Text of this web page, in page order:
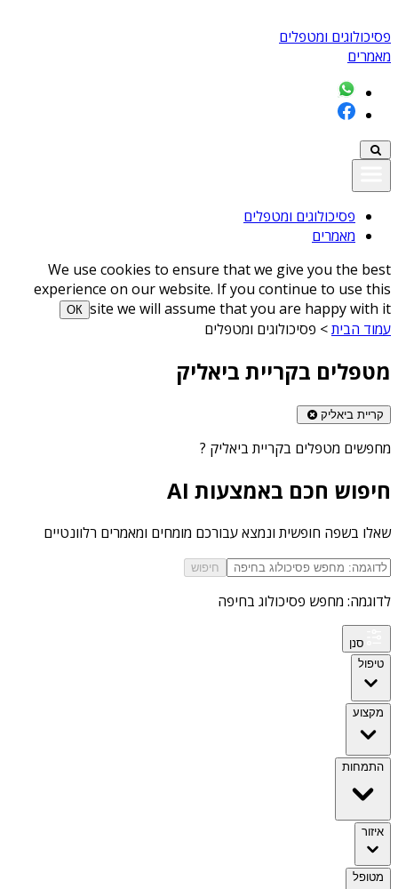
פסיכולוגים ומטפלים
מאמרים
פסיכולוגים ומטפלים
מאמרים
We use cookies to ensure that we give you the best
experience on our website. If you continue to use this
site we will assume that you are happy with it
ОК
עמוד הבית> פסיכולוגים ומטפלים
מטפלים בקריית ביאליק
קריית ביאליק
מחפשים מטפלים בקריית ביאליק ?
חיפוש חכם באמצעות AI
שאלו בשפה חופשית ונמצא עבורכם מומחים ומאמרים רלוונטיים
חיפוש
לדוגמה: מחפש פסיכולוג בחיפה
סנן
טיפול
מקצוע
התמחות
איזור
מטופל